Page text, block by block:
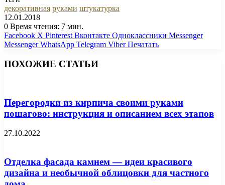
декоративная руками штукатурка
12.01.2018
0 Время чтения: 7 мин.
Facebook X Pinterest Вконтакте Одноклассники Messenger
Messenger WhatsApp Telegram Viber Печатать
ПОХОЖИЕ СТАТЬИ
Перегородки из кирпича своими руками
пошагово: инструкция и описанием всех этапов
27.10.2022
Отделка фасада камнем — идеи красивого
дизайна и необычной облицовки для частного